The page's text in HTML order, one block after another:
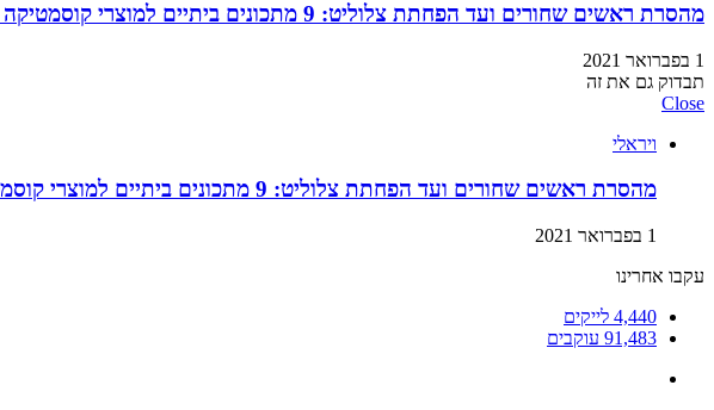
מהסרת ראשים שחורים ועד הפחתת צלוליט: 9 מתכונים ביתיים למוצרי קוסמטיקה שתוכלו בזול ובמהירות!
1 בפברואר 2021
תבדוק גם את זה
Close
ויראלי
מהסרת ראשים שחורים ועד הפחתת צלוליט: 9 מתכונים ביתיים למוצרי קוסמטיקה שתוכלו בזול ובמהירות!
1 בפברואר 2021
עקבו אחרינו
4,440 לייקים
91,483 עוקבים